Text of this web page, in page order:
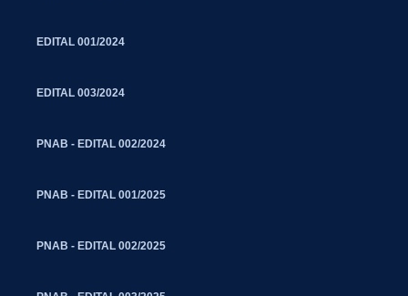
EDITAL 001/2024
EDITAL 003/2024
PNAB - EDITAL 002/2024
PNAB - EDITAL 001/2025
PNAB - EDITAL 002/2025